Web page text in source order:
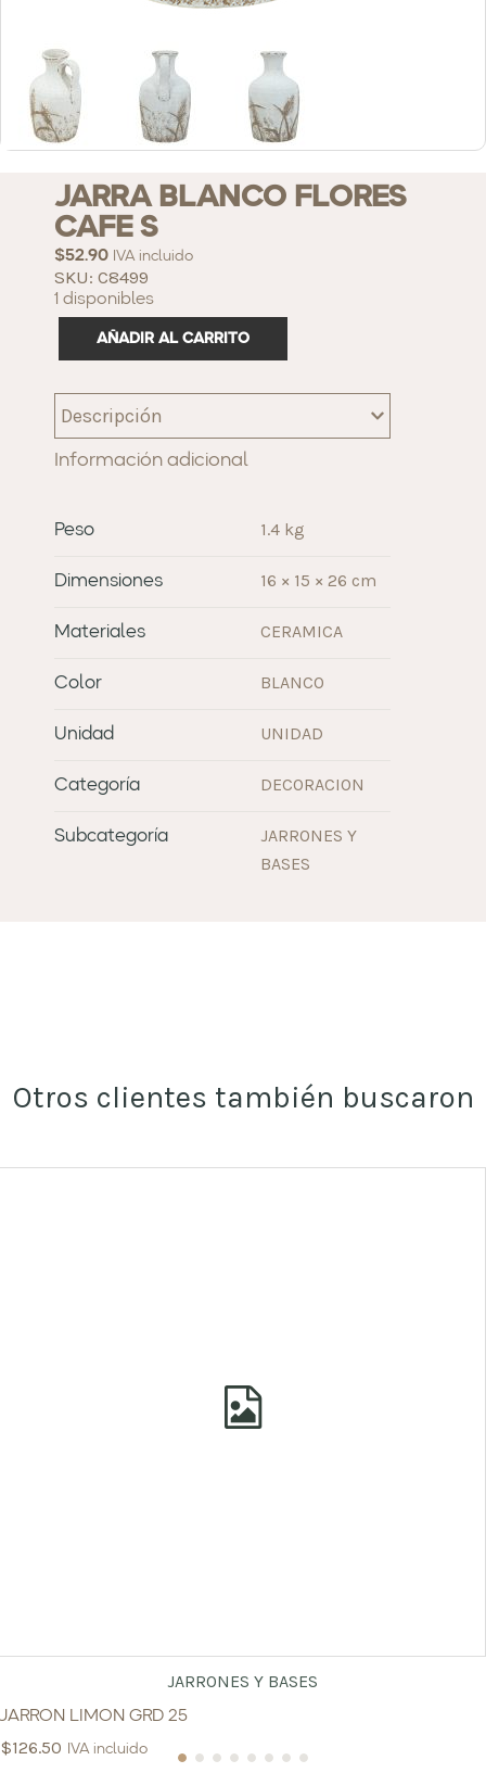
JARRA BLANCO FLORES
CAFE S
$52.90 IVA incluido
SKU: C8499
1 disponibles
AÑADIR AL CARRITO
Descripción
Información adicional
Peso 1.4 kg
Dimensiones 16 × 15 × 26 cm
Materiales CERAMICA
Color BLANCO
Unidad UNIDAD
Categoría DECORACION
Subcategoría
JARRONES Y
BASES
Otros clientes también buscaron
JARRONES Y BASES
JARRON LIMON GRD 25
$126.50 IVA incluido